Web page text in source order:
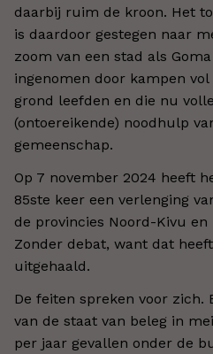
daarbij ruim de kroon. Het
is daardoor gestegen naar
zoom van een stad als
ingenomen door kampen
grond leefden en die nu
(ontoereikende) noodhulp
gemeenschap.
Op 7 november 2024 heeft
85ste keer een verlenging
de provincies Noord-Kivu
Zonder debat, want dat
uitgehaald.
De feiten spreken voor zich.
van de staat van beleg in
per jaar gevallen onder de